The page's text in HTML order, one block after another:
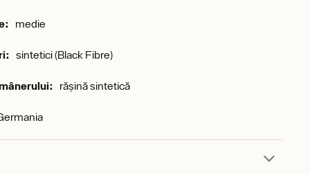
medie
sintetici (Black Fibre)
rășină sintetică